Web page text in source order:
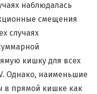
наблюдалась
смещения
случаях
кишку для всех
Однако, наименьшие
в прямой кишке как